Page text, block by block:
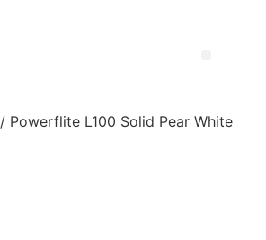
/ Powerflite L100 Solid Pear White